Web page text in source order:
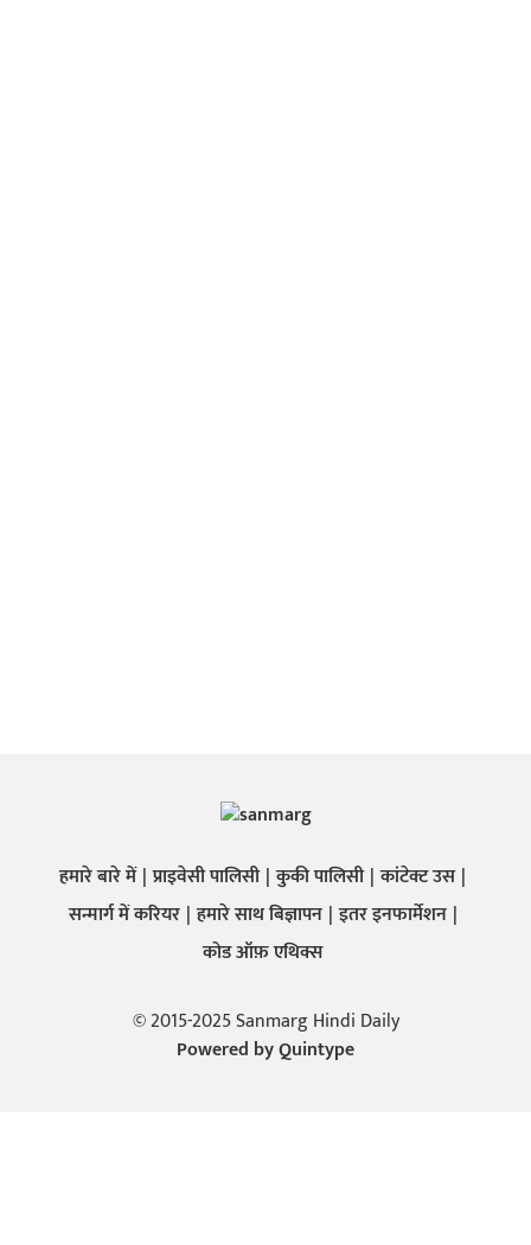
हमारे बारे में प्राइवेसी पालिसी कुकी पालिसी कांटेक्ट उस
सन्मार्ग में करियर हमारे साथ बिज्ञापन इतर इनफार्मेशन
कोड ऑफ़ एथिक्स
© 2015-2025 Sanmarg Hindi Daily
Powered byQuintype